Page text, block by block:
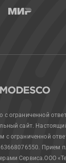
ограниченной
сайт.
с ограниченной
Прием
Сервиса.ООО